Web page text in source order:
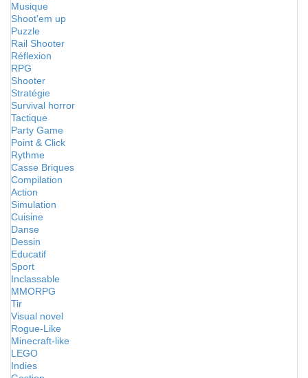
Musique
Shoot'em up
Puzzle
Rail Shooter
Réflexion
RPG
Shooter
Stratégie
Survival horror
Tactique
Party Game
Point & Click
Rythme
Casse Briques
Compilation
Action
Simulation
Cuisine
Danse
Dessin
Educatif
Sport
Inclassable
MMORPG
Tir
Visual novel
Rogue-Like
Minecraft-like
LEGO
Indies